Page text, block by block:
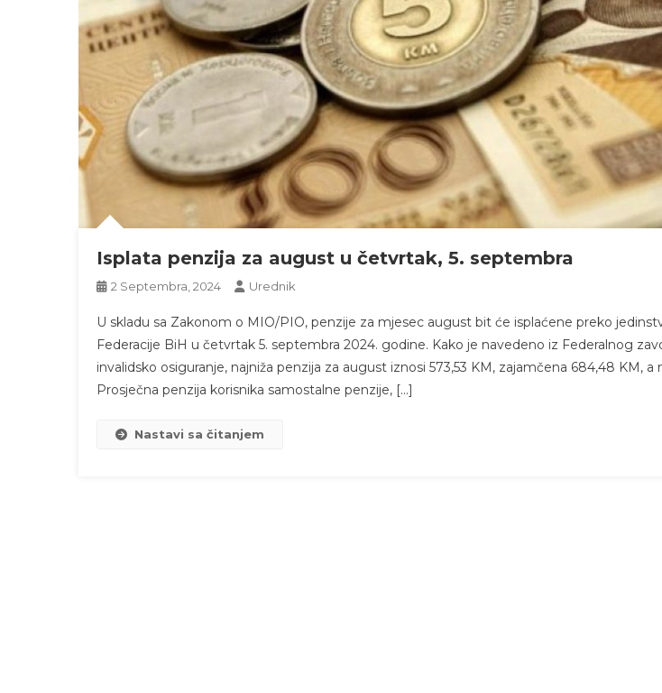
Isplata penzija za august u četvrtak, 5. septembra
2 Septembra, 2024 Urednik
U skladu sa Zakonom o MIO/PIO, penzije za mjesec august bit će isplaćene preko
Federacije BiH u četvrtak 5. septembra 2024. godine. Kako je navedeno iz Federalnog
invalidsko osiguranje, najniža penzija za august iznosi 573,53 KM, zajamčena 684,48 KM, a
Prosječna penzija korisnika samostalne penzije, […]
Nastavi sa čitanjem